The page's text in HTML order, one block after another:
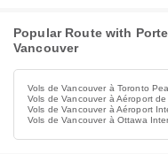
Popular Route with
Vancouver
Vols de Vancouver à Toronto
Vols de Vancouver à Aéroport
Vols de Vancouver à Aéroport
Vols de Vancouver à Ottawa